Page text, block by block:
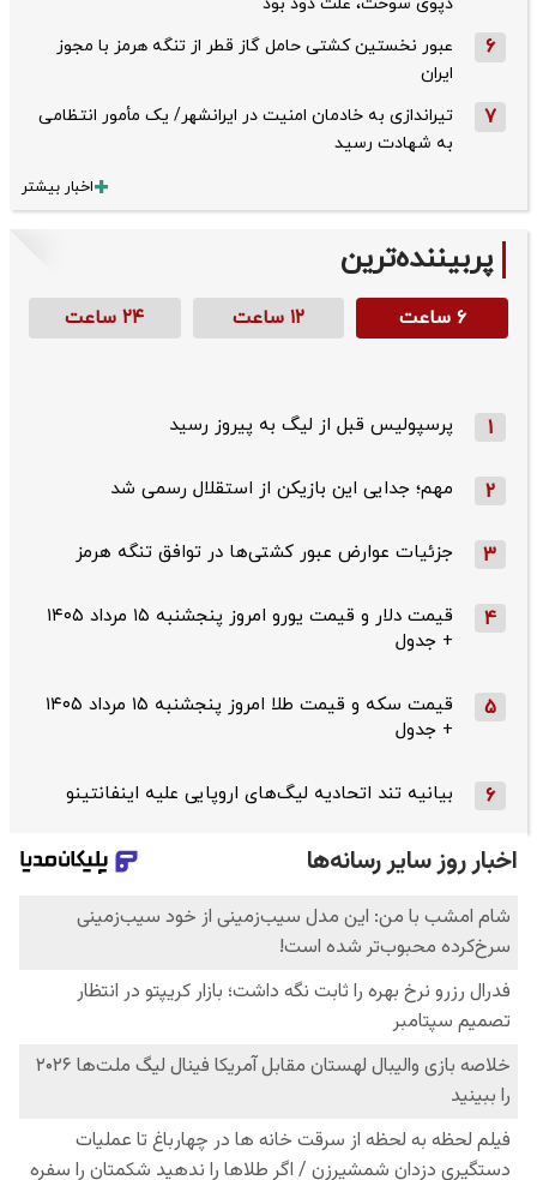
6
عبور نخستین کشتی حامل گاز قطر از تنگه هرمز با مجوز
ایران
7
تیراندازی به خادمان امنیت در ایرانشهر/ یک مأمور انتظامی
به شهادت رسید
اخبار بیشتر
پربیننده‌ترین
۶ ساعت ۱۲ ساعت ۲۴ ساعت
1 پرسپولیس قبل از لیگ به پیروز رسید
2 مهم؛ جدایی این بازیکن از استقلال رسمی شد
3 جزئیات عوارض عبور کشتی‌ها در توافق تنگه هرمز
4
قیمت دلار و قیمت یورو امروز پنجشنبه ۱۵ مرداد ۱۴۰۵
+ جدول
5
قیمت سکه و قیمت طلا امروز پنجشنبه ۱۵ مرداد ۱۴۰۵
+ جدول
6 بیانیه تند اتحادیه لیگ‌های اروپایی علیه اینفانتینو